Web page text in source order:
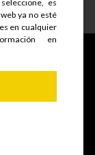
es
ya no esté
en cualquier
en